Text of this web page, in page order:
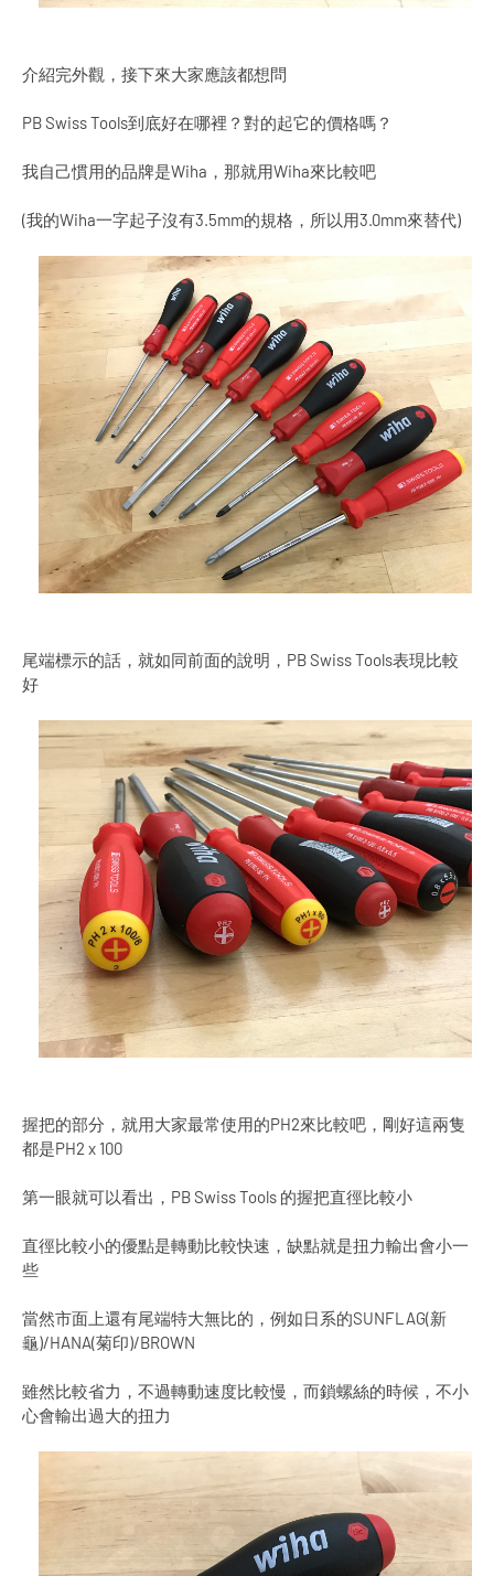
介紹完外觀，接下來大家應該都想問
PB Swiss Tools到底好在哪裡？對的起它的價格嗎？
我自己慣用的品牌是Wiha，那就用Wiha來比較吧
(我的Wiha一字起子沒有3.5mm的規格，所以用3.0mm來替代)
尾端標示的話，就如同前面的說明，PB Swiss Tools表現比較
好
握把的部分，就用大家最常使用的PH2來比較吧，剛好這兩隻
都是PH2 x 100
第一眼就可以看出，PB Swiss Tools 的握把直徑比較小
直徑比較小的優點是轉動比較快速，缺點就是扭力輸出會小一
些
當然市面上還有尾端特大無比的，例如日系的SUNFLAG(新
龜)/HANA(菊印)/BROWN
雖然比較省力，不過轉動速度比較慢，而鎖螺絲的時候，不小
心會輸出過大的扭力